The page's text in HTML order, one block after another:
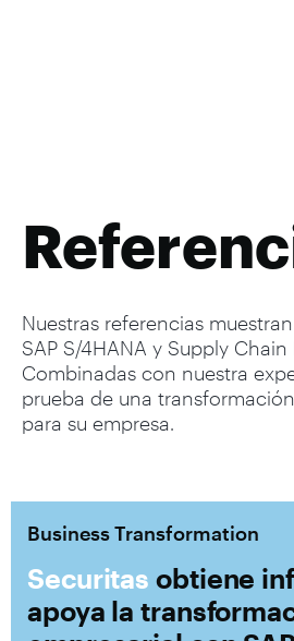
Nuestras referencias
SAP S/4HANA y Supply
Combinadas con nuestra
prueba de una
para su empresa.
Business Transformation
Securitasobtiene
apoya la